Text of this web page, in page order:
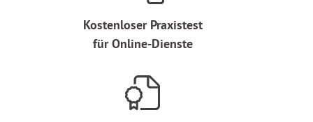
Kostenloser Praxistest
für Online-Dienste